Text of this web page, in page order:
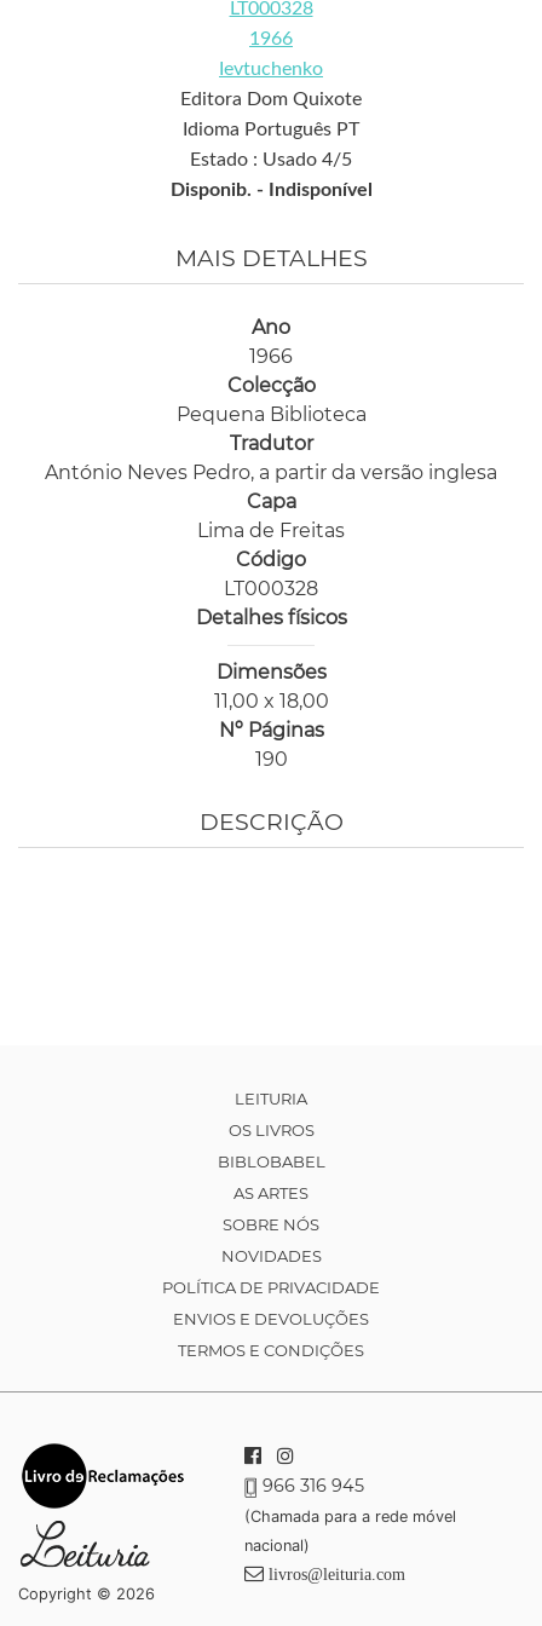
LT000328
1966
Ievtuchenko
Editora Dom Quixote
Idioma Português PT
Estado : Usado 4/5
Disponib. -
Indisponível
MAIS DETALHES
Ano
1966
Colecção
Pequena Biblioteca
Tradutor
António Neves Pedro, a partir da versão inglesa
Capa
Lima de Freitas
Código
LT000328
Detalhes físicos
Dimensões
11,00 x 18,00
Nº Páginas
190
DESCRIÇÃO
LEITURIA
OS LIVROS
BIBLOBABEL
AS ARTES
SOBRE NÓS
NOVIDADES
POLÍTICA DE PRIVACIDADE
ENVIOS E DEVOLUÇÕES
TERMOS E CONDIÇÕES
Copyright © 2026
966 316 945
(Chamada para a rede móvel
nacional)
livros@leituria.com